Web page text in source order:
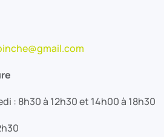
: 8h30 à 12h30 et 14h00 à 18h30